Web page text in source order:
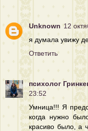
Unknown 12
я думала увижу
Ответить
психолог
23:52
Умница!!! Я
когда нужно
красиво было, а